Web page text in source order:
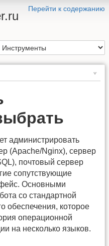
Перейти к содержанию
администрировать
(Apache/Nginx), сервер
почтовый сервер
сопутствующие
Основными
со стандартной
обеспечения, которое
операционной
на несколько языков.